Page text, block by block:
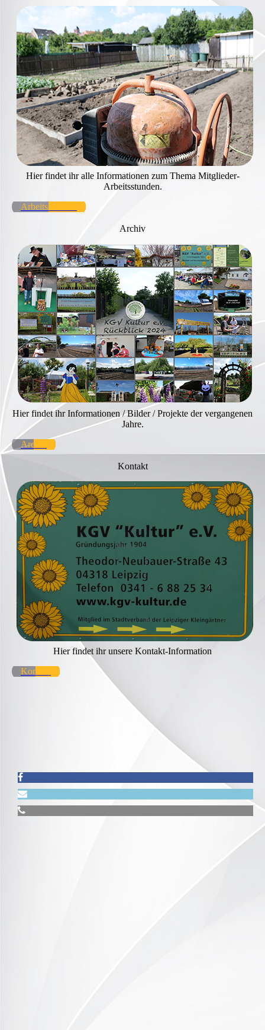
Hier findet ihr alle Informationen zum Thema Mitglieder-
Arbeitsstunden.
Arbeitsstunden
Archiv
Hier findet ihr Informationen / Bilder / Projekte der vergangenen
Jahre.
Archiv
Kontakt
Hier findet ihr unsere Kontakt-Information
Kontakt